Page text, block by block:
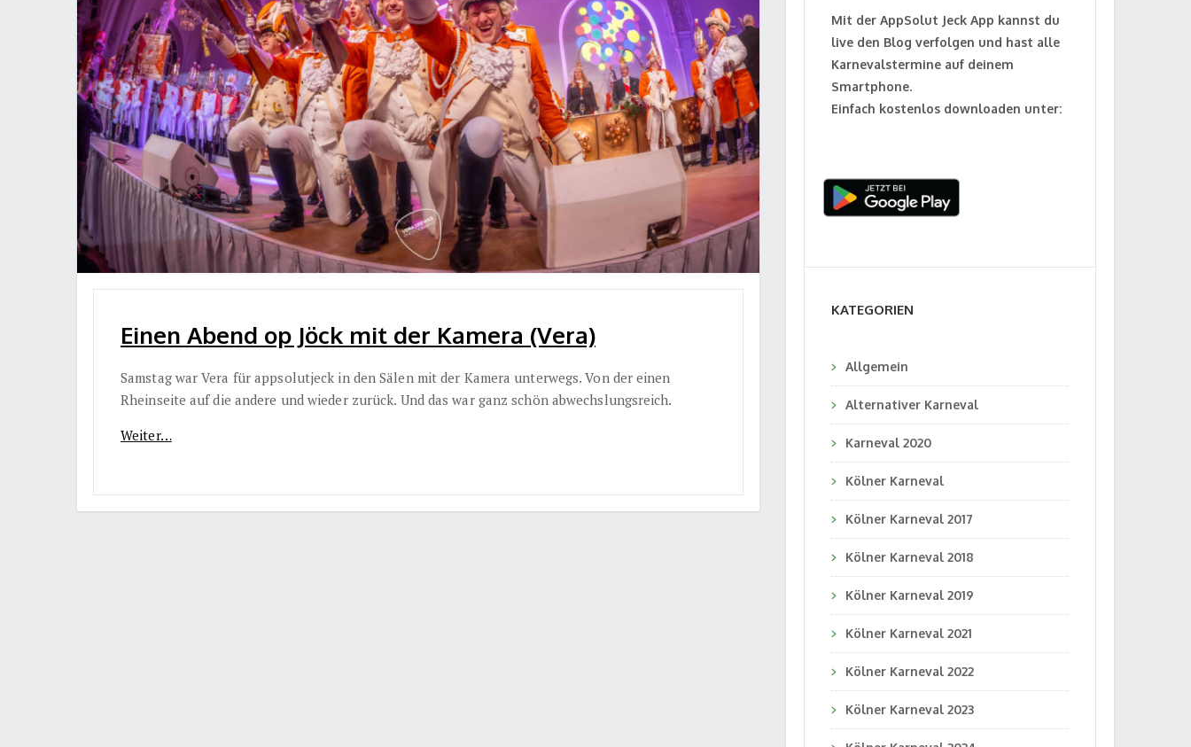
Einen Abend op Jöck mit der Kamera (Vera)
Samstag war Vera für appsolutjeck in den Sälen mit der Kamera unterwegs. Von der einen
Rheinseite auf die andere und wieder zurück. Und das war ganz schön abwechslungsreich.
Weiter…
Mit der AppSolut Jeck App kannst du
live den Blog verfolgen und hast alle
Karnevalstermine auf deinem
Smartphone.
Einfach kostenlos downloaden unter:
KATEGORIEN
Allgemein
Alternativer Karneval
Karneval 2020
Kölner Karneval
Kölner Karneval 2017
Kölner Karneval 2018
Kölner Karneval 2019
Kölner Karneval 2021
Kölner Karneval 2022
Kölner Karneval 2023